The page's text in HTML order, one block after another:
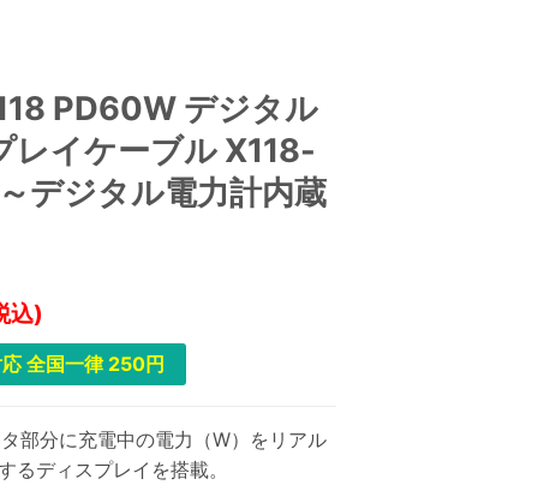
PD60W デジタル
レイケーブル X118-
デジタル電力計内蔵
込)
全国一律 250円
部分に充電中の電力（W）をリアル
るディスプレイを搭載。